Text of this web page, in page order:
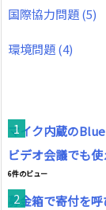
国際協力問題(5)
環境問題(4)
マイク内蔵の
ビデオ会議でも使
6件のビュー
募金箱で寄付を